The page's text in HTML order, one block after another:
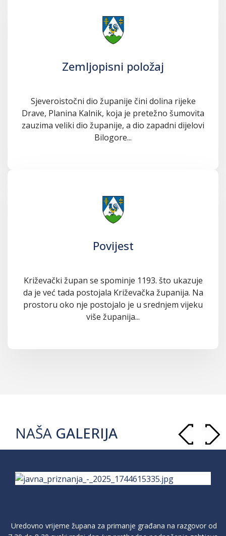
Zemljopisni položaj
Sjeveroistočni dio županije čini dolina rijeke
Drave, Planina Kalnik, koja je pretežno šumovita
zauzima veliki dio županije, a dio zapadni dijelovi
Bilogore...
Povijest
Križevački župan se spominje 1193. što ukazuje
da je već tada postojala Križevačka županija. Na
prostoru oko nje postojalo je u srednjem vijeku
više županija...
NAŠA GALERIJA
Uredovno vrijeme župana za primanje građana na razgovor od